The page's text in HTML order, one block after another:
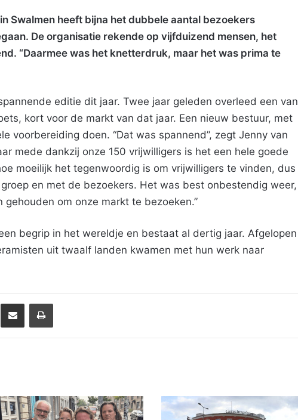
Swalmen heeft bijna het dubbele aantal bezoekers
De organisatie rekende op vijfduizend mensen, het
“Daarmee was het knetterdruk, maar het was prima te
editie dit jaar. Twee jaar geleden overleed een van
kort voor de markt van dat jaar. Een nieuw bestuur, met
voorbereiding doen. “Dat was spannend”, zegt Jenny van
mede dankzij onze 150 vrijwilligers is het een hele goede
moeilijk het tegenwoordig is om vrijwilligers te vinden, dus
en met de bezoekers. Het was best onbestendig weer,
om onze markt te bezoeken.”
begrip in het wereldje en bestaat al dertig jaar. Afgelopen
uit twaalf landen kwamen met hun werk naar
Deel via Email Print